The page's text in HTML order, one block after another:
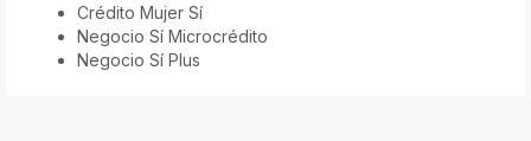
Crédito Mujer Sí
Negocio Sí Microcrédito
Negocio Sí Plus